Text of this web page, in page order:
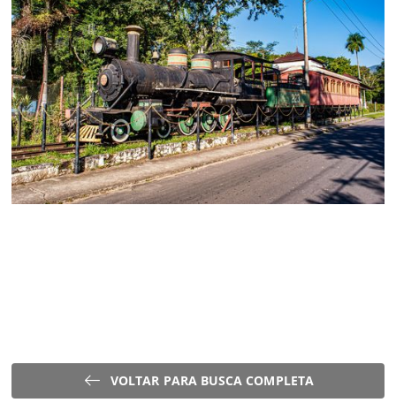
VOLTAR PARA BUSCA COMPLETA